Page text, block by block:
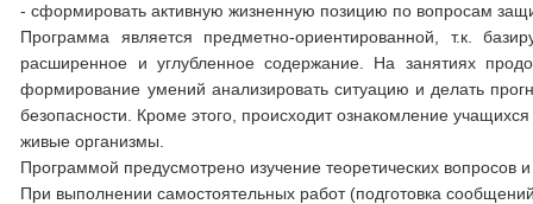
- сформировать активную жизненную позицию по вопросам
Программа является предметно-ориентированной, т.к.
расширенное и углубленное содержание. На занятиях
формирование умений анализировать ситуацию и делать
безопасности. Кроме этого, происходит ознакомление
живые организмы.
Программой предусмотрено изучение теоретических вопросов
При выполнении самостоятельных работ (подготовка